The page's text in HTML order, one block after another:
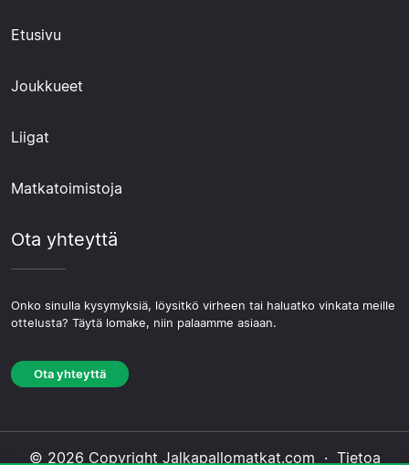
Etusivu
Joukkueet
Liigat
Matkatoimistoja
Ota yhteyttä
Onko sinulla kysymyksiä, löysitkö virheen tai haluatko vinkata meille
ottelusta? Täytä lomake, niin palaamme asiaan.
Ota yhteyttä
© 2026 Copyright Jalkapallomatkat.com · Tietoa